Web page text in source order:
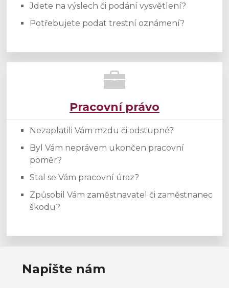
Jdete na výslech či podání vysvětlení?
Potřebujete podat trestní oznámení?
Pracovní právo
Nezaplatili Vám mzdu či odstupné?
Byl Vám neprávem ukončen pracovní
poměr?
Stal se Vám pracovní úraz?
Způsobil Vám zaměstnavatel či zaměstnanec
škodu?
Napište nám